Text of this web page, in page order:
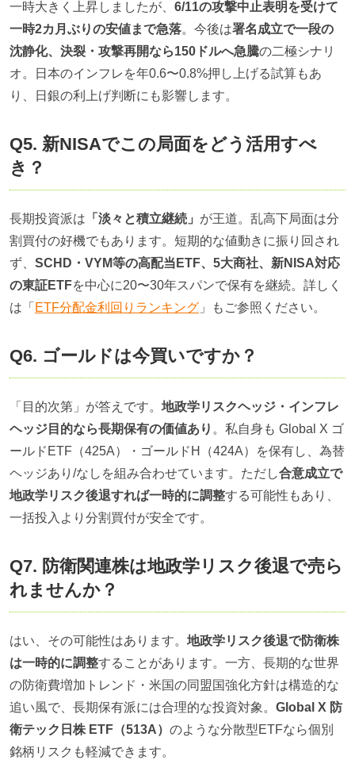
一時大きく上昇しましたが、 6/11の攻撃中止表明を受けて
一時2カ月ぶりの安値まで急落。今後は署名成立で一段の
沈静化、決裂・攻撃再開なら150ドルへ急騰の二極シナリ
オ。日本のインフレを年0.6〜0.8%押し上げる試算もあ
り、日銀の利上げ判断にも影響します。
Q5. 新NISAでこの局面をどう活用すべ
き？
長期投資派は 「淡々と積立継続」 が王道。乱高下局面は分
割買付の好機でもあります。短期的な値動きに振り回され
ず、 SCHD・VYM等の高配当ETF、5大商社、新NISA対応
の東証ETFを中心に20〜30年スパンで保有を継続。詳しく
は「 ETF分配金利回りランキング 」もご参照ください。
Q6. ゴールドは今買いですか？
「目的次第」が答えです。 地政学リスクヘッジ・インフレ
ヘッジ目的なら長期保有の価値あり 。私自身も Global X ゴ
ールドETF（425A）・ゴールドH（424A）を保有し、為替
ヘッジあり/なしを組み合わせています。ただし合意成立で
地政学リスク後退すれば一時的に調整する可能性もあり、
一括投入より分割買付が安全です。
Q7. 防衛関連株は地政学リスク後退で売ら
れませんか？
はい、その可能性はあります。 地政学リスク後退で防衛株
は一時的に調整することがあります。一方、長期的な世界
の防衛費増加トレンド・米国の同盟国強化方針は構造的な
追い風で、長期保有派には合理的な投資対象。 Global X 防
衛テック日株 ETF（513A） のような分散型ETFなら個別
銘柄リスクも軽減できます。